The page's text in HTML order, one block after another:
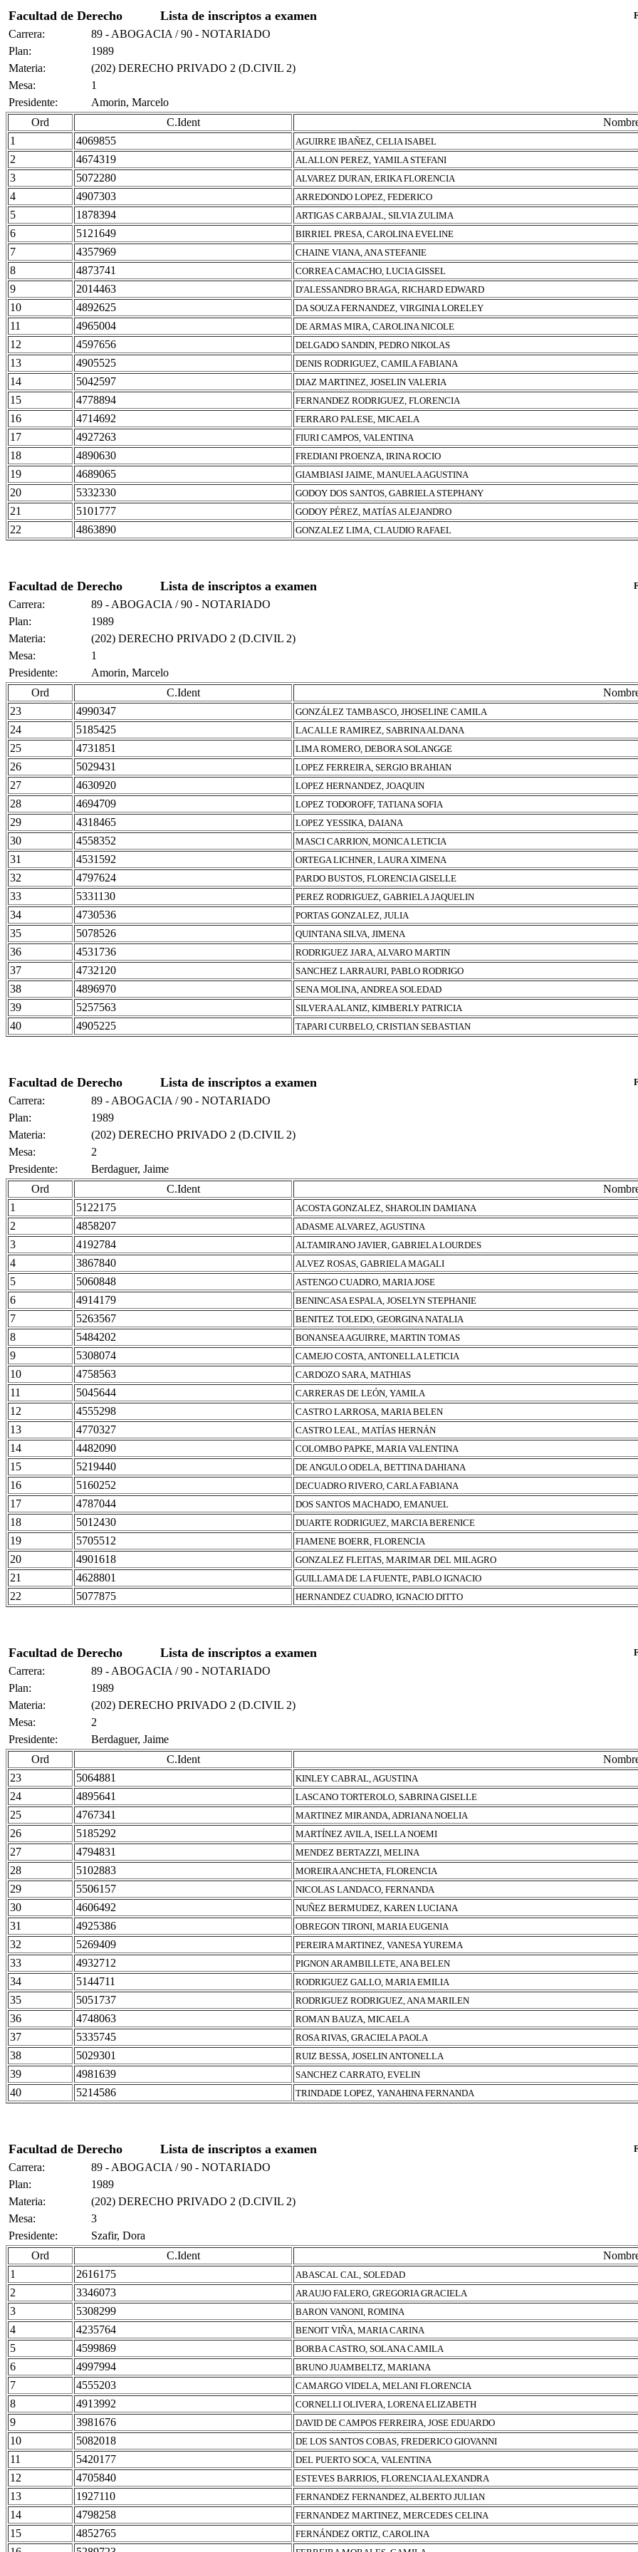
Facultad de Derecho Lista de inscriptos a examen
Carrera:
89 - ABOGACIA / 90 - NOTARIADO
Plan:
1989
Materia:
(202) DERECHO PRIVADO 2 (D.CIVIL 2)
Mesa:
1
Presidente:
Amorin, Marcelo
Ord
C.Ident
1
4069855 AGUIRRE IBAÑEZ, CELIA ISABEL
2 4674319 ALALLON PEREZ, YAMILA STEFANI
3 5072280 ALVAREZ DURAN, ERIKA FLORENCIA
4 4907303 ARREDONDO LOPEZ, FEDERICO
5 1878394 ARTIGAS CARBAJAL, SILVIA ZULIMA
6 5121649 BIRRIEL PRESA, CAROLINA EVELINE
7 4357969 CHAINE VIANA, ANA STEFANIE
8 4873741 CORREA CAMACHO, LUCIA GISSEL
9 2014463 D'ALESSANDRO BRAGA, RICHARD EDWARD
10 4892625 DA SOUZA FERNANDEZ, VIRGINIA LORELEY
11 4965004 DE ARMAS MIRA, CAROLINA NICOLE
12 4597656 DELGADO SANDIN, PEDRO NIKOLAS
13 4905525 DENIS RODRIGUEZ, CAMILA FABIANA
14 5042597 DIAZ MARTINEZ, JOSELIN VALERIA
15 4778894 FERNANDEZ RODRIGUEZ, FLORENCIA
16 4714692 FERRARO PALESE, MICAELA
17 4927263 FIURI CAMPOS, VALENTINA
18 4890630 FREDIANI PROENZA, IRINA ROCIO
19 4689065 GIAMBIASI JAIME, MANUELA AGUSTINA
20 5332330 GODOY DOS SANTOS, GABRIELA STEPHANY
21 5101777 GODOY PÉREZ, MATÍAS ALEJANDRO
22 4863890 GONZALEZ LIMA, CLAUDIO RAFAEL
Facultad de Derecho Lista de inscriptos a examen
Carrera:
89 - ABOGACIA / 90 - NOTARIADO
Plan:
1989
Materia:
(202) DERECHO PRIVADO 2 (D.CIVIL 2)
Mesa:
1
Presidente:
Amorin, Marcelo
Ord
C.Ident
23
4990347 GONZÁLEZ TAMBASCO, JHOSELINE CAMILA
24 5185425 LACALLE RAMIREZ, SABRINA ALDANA
25 4731851 LIMA ROMERO, DEBORA SOLANGGE
26 5029431 LOPEZ FERREIRA, SERGIO BRAHIAN
27 4630920 LOPEZ HERNANDEZ, JOAQUIN
28 4694709 LOPEZ TODOROFF, TATIANA SOFIA
29 4318465 LOPEZ YESSIKA, DAIANA
30 4558352 MASCI CARRION, MONICA LETICIA
31 4531592 ORTEGA LICHNER, LAURA XIMENA
32 4797624 PARDO BUSTOS, FLORENCIA GISELLE
33 5331130 PEREZ RODRIGUEZ, GABRIELA JAQUELIN
34 4730536 PORTAS GONZALEZ, JULIA
35 5078526 QUINTANA SILVA, JIMENA
36 4531736 RODRIGUEZ JARA, ALVARO MARTIN
37 4732120 SANCHEZ LARRAURI, PABLO RODRIGO
38 4896970 SENA MOLINA, ANDREA SOLEDAD
39 5257563 SILVERA ALANIZ, KIMBERLY PATRICIA
40 4905225 TAPARI CURBELO, CRISTIAN SEBASTIAN
Facultad de Derecho Lista de inscriptos a examen
Carrera:
89 - ABOGACIA / 90 - NOTARIADO
Plan:
1989
Materia:
(202) DERECHO PRIVADO 2 (D.CIVIL 2)
Mesa:
2
Presidente:
Berdaguer, Jaime
Ord
C.Ident
1
5122175 ACOSTA GONZALEZ, SHAROLIN DAMIANA
2 4858207 ADASME ALVAREZ, AGUSTINA
3 4192784 ALTAMIRANO JAVIER, GABRIELA LOURDES
4 3867840 ALVEZ ROSAS, GABRIELA MAGALI
5 5060848 ASTENGO CUADRO, MARIA JOSE
6 4914179 BENINCASA ESPALA, JOSELYN STEPHANIE
7 5263567 BENITEZ TOLEDO, GEORGINA NATALIA
8 5484202 BONANSEA AGUIRRE, MARTIN TOMAS
9 5308074 CAMEJO COSTA, ANTONELLA LETICIA
10 4758563 CARDOZO SARA, MATHIAS
11 5045644 CARRERAS DE LEÓN, YAMILA
12 4555298 CASTRO LARROSA, MARIA BELEN
13 4770327 CASTRO LEAL, MATÍAS HERNÁN
14 4482090 COLOMBO PAPKE, MARIA VALENTINA
15 5219440 DE ANGULO ODELA, BETTINA DAHIANA
16 5160252 DECUADRO RIVERO, CARLA FABIANA
17 4787044 DOS SANTOS MACHADO, EMANUEL
18 5012430 DUARTE RODRIGUEZ, MARCIA BERENICE
19 5705512 FIAMENE BOERR, FLORENCIA
20 4901618 GONZALEZ FLEITAS, MARIMAR DEL MILAGRO
21 4628801 GUILLAMA DE LA FUENTE, PABLO IGNACIO
22 5077875 HERNANDEZ CUADRO, IGNACIO DITTO
Facultad de Derecho Lista de inscriptos a examen
Carrera:
89 - ABOGACIA / 90 - NOTARIADO
Plan:
1989
Materia:
(202) DERECHO PRIVADO 2 (D.CIVIL 2)
Mesa:
2
Presidente:
Berdaguer, Jaime
Ord
C.Ident
23
5064881 KINLEY CABRAL, AGUSTINA
24 4895641 LASCANO TORTEROLO, SABRINA GISELLE
25 4767341 MARTINEZ MIRANDA, ADRIANA NOELIA
26 5185292 MARTÍNEZ AVILA, ISELLA NOEMI
27 4794831 MENDEZ BERTAZZI, MELINA
28 5102883 MOREIRA ANCHETA, FLORENCIA
29 5506157 NICOLAS LANDACO, FERNANDA
30 4606492 NUÑEZ BERMUDEZ, KAREN LUCIANA
31 4925386 OBREGON TIRONI, MARIA EUGENIA
32 5269409 PEREIRA MARTINEZ, VANESA YUREMA
33 4932712 PIGNON ARAMBILLETE, ANA BELEN
34 5144711 RODRIGUEZ GALLO, MARIA EMILIA
35 5051737 RODRIGUEZ RODRIGUEZ, ANA MARILEN
36 4748063 ROMAN BAUZA, MICAELA
37 5335745 ROSA RIVAS, GRACIELA PAOLA
38 5029301 RUIZ BESSA, JOSELIN ANTONELLA
39 4981639 SANCHEZ CARRATO, EVELIN
40 5214586 TRINDADE LOPEZ, YANAHINA FERNANDA
Facultad de Derecho Lista de inscriptos a examen
Carrera:
89 - ABOGACIA / 90 - NOTARIADO
Plan:
1989
Materia:
(202) DERECHO PRIVADO 2 (D.CIVIL 2)
Mesa:
3
Presidente:
Szafir, Dora
Ord
C.Ident
1
2616175 ABASCAL CAL, SOLEDAD
2 3346073 ARAUJO FALERO, GREGORIA GRACIELA
3 5308299 BARON VANONI, ROMINA
4 4235764 BENOIT VIÑA, MARIA CARINA
5 4599869 BORBA CASTRO, SOLANA CAMILA
6 4997994 BRUNO JUAMBELTZ, MARIANA
7 4555203 CAMARGO VIDELA, MELANI FLORENCIA
8 4913992 CORNELLI OLIVERA, LORENA ELIZABETH
9 3981676 DAVID DE CAMPOS FERREIRA, JOSE EDUARDO
10 5082018 DE LOS SANTOS COBAS, FREDERICO GIOVANNI
11 5420177 DEL PUERTO SOCA, VALENTINA
12 4705840 ESTEVES BARRIOS, FLORENCIA ALEXANDRA
13 1927110 FERNANDEZ FERNANDEZ, ALBERTO JULIAN
14 4798258 FERNANDEZ MARTINEZ, MERCEDES CELINA
15 4852765 FERNÁNDEZ ORTIZ, CAROLINA